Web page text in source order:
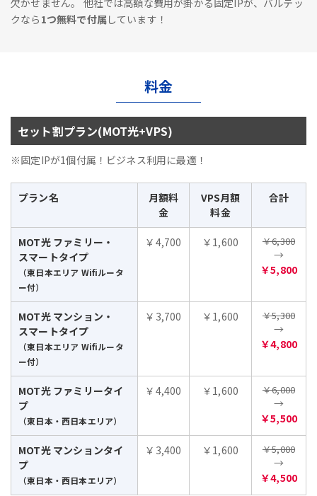
クなら 1つ無料で付属しています！
料金
セット割プラン(MOT光+VPS)
※固定IPが1個付属！ビジネス利用に最適！
プラン名
月額料
金
VPS月額
料金
合計
MOT光 ファミリー・
スマートタイプ
（東日本エリア Wifiルータ
ー付）
￥4,700 ￥1,600 ￥6,300
→
￥5,800
MOT光 マンション・
スマートタイプ
（東日本エリア Wifiルータ
ー付）
￥3,700 ￥1,600 ￥5,300
→
￥4,800
MOT光 ファミリータイ
プ
（東日本・西日本エリア）
￥4,400 ￥1,600 ￥6,000
→
￥5,500
MOT光 マンションタイ
プ
（東日本・西日本エリア）
￥3,400 ￥1,600 ￥5,000
→
￥4,500